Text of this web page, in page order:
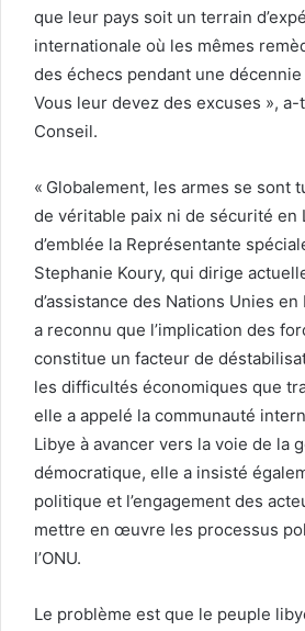
que leur pays soit un terrain
internationale où les mêmes
des échecs pendant une
Vous leur devez des excuses »,
Conseil.
« Globalement, les armes se sont
de véritable paix ni de sécurité en
d’emblée la Représentante
Stephanie Koury, qui dirige
d’assistance des Nations Unies en
a reconnu que l’implication des
constitue un facteur de
les difficultés économiques que
elle a appelé la communauté
Libye à avancer vers la voie de la
démocratique, elle a insisté
politique et l’engagement des
mettre en œuvre les processus
l’ONU.
Le problème est que le peuple